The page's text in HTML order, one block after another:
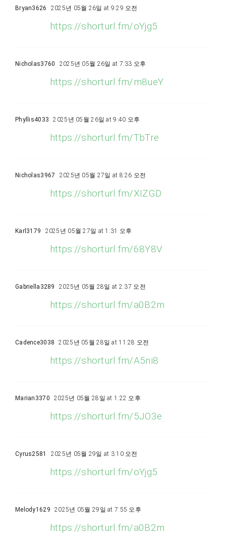
Bryan3626 2025년 05월 26일 at 9:29 오전
https://shorturl.fm/oYjg5
Nicholas3760 2025년 05월 26일 at 7:33 오후
https://shorturl.fm/m8ueY
Phyllis4033 2025년 05월 26일 at 9:40 오후
https://shorturl.fm/TbTre
Nicholas3967 2025년 05월 27일 at 8:26 오전
https://shorturl.fm/XIZGD
Karl3179 2025년 05월 27일 at 1:31 오후
https://shorturl.fm/68Y8V
Gabriella3289 2025년 05월 28일 at 2:37 오전
https://shorturl.fm/a0B2m
Cadence3038 2025년 05월 28일 at 11:28 오전
https://shorturl.fm/A5ni8
Marian3370 2025년 05월 28일 at 1:22 오후
https://shorturl.fm/5JO3e
Cyrus2581 2025년 05월 29일 at 3:10 오전
https://shorturl.fm/oYjg5
Melody1629 2025년 05월 29일 at 7:55 오후
https://shorturl.fm/a0B2m